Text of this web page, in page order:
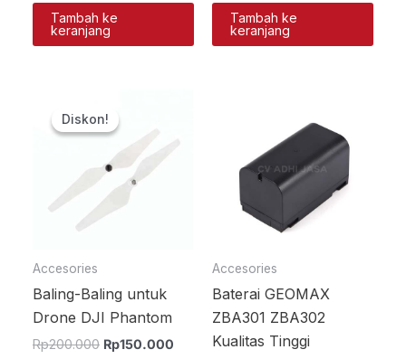
Tambah ke
keranjang
Tambah ke
keranjang
Diskon!
Diskon!
Accesories
Baling-Baling untuk
Drone DJI Phantom
Rp200.000
aslinya
adalah:
Rp200.000.
Rp150.000
Accesories
Baterai GEOMAX
ZBA301 ZBA302
Kualitas Tinggi